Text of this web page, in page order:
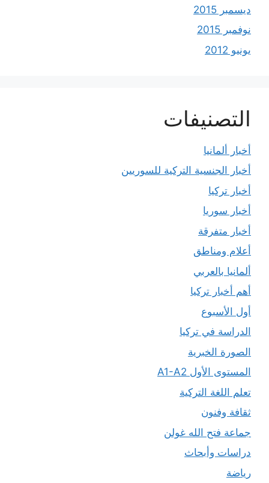
ديسمبر 2015
نوفمبر 2015
يونيو 2012
التصنيفات
أخبار ألمانيا
أخبار الجنسية التركية للسوريين
أخبار تركيا
أخبار سوريا
أخبار متفرقة
أعلام ومناطق
ألمانيا بالعربي
أهم أخبار تركيا
أول الأسبوع
الدراسة في تركيا
الصورة الخبرية
المستوى الأول A1-A2
تعلم اللغة التركية
ثقافة وفنون
جماعة فتح الله غولن
دراسات وأبحاث
رياضة